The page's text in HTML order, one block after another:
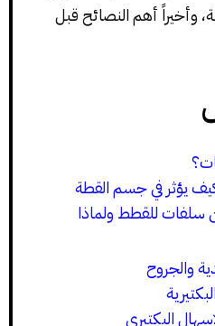
وأخيراً أهم النصائح قبل
يؤثر في جسم القطة
سلفات للقطط ولماذا
والجروح
البكتيري